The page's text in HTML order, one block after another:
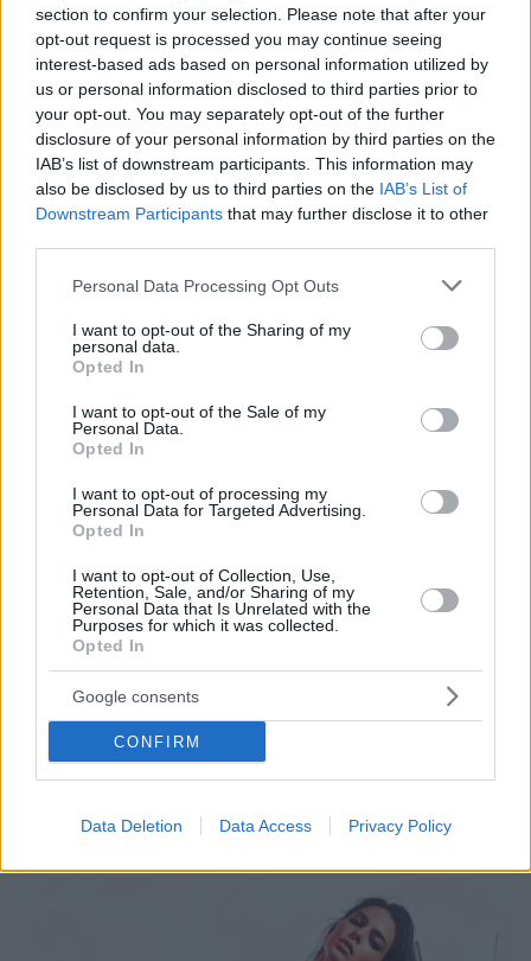
section to confirm your selection. Please note that after your
opt-out request is processed you may continue seeing
interest-based ads based on personal information utilized by
us or personal information disclosed to third parties prior to
your opt-out. You may separately opt-out of the further
disclosure of your personal information by third parties on the
IAB’s list of downstream participants. This information may
also be disclosed by us to third parties on the IAB’s List of
Downstream Participants that may further disclose it to other
Please note that this website/app uses one or more Google
not limited to your visit or usage behaviour. You may click to
grant or deny consent to Google and its third-party tags to
use your data for below specified purposes in below Google
consent section.
Personal Data Processing Opt Outs
I want to opt-out of the Sharing of my
personal data.
Opted In
I want to opt-out of the Sale of my
Personal Data.
Opted In
I want to opt-out of processing my
Personal Data for Targeted Advertising.
Opted In
I want to opt-out of Collection, Use,
Retention, Sale, and/or Sharing of my
Personal Data that Is Unrelated with the
Purposes for which it was collected.
Opted In
Google consents
CONFIRM
Data Deletion Data Access Privacy Policy
Πολλοί είναι εκείνοι που «απειλούν» μέσα από το
Twitter ότι δεν θα αγοράσουν ξανά προϊόν της
εταιρείας
Κέιτ Μος: «Στα 17 μου πήρα βάλιουμ για να
φωτογραφηθώ τόπλες για τον Κάλβιν Κλάιν»
Το τοπ μόντελ μίλησε για τις φρικτές εμπειρίες που
βίωσε στα 14 της όταν ξεκινούσε την καριέρα της στο
μόντελινγκ – Τι είπε για τον εθισμό της στα
ναρκωτικά και τον αλκοολισμό
24.07.2022, 10:48